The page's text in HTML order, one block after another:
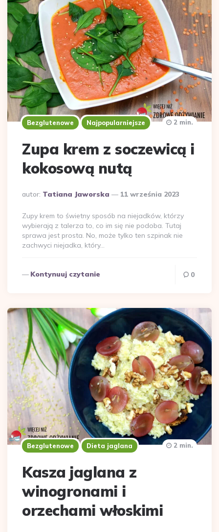
Bezglutenowe Najpopularniejsze
Zupa krem z soczewicą i
kokosową nutą
Dodane
autor: Tatiana Jaworska 11 września 2023
2 min.
Zupy krem to świetny sposób na niejadków, którzy
wybierają z talerza to, co im się nie podoba. Tutaj
sprawa jest prosta. No, może tylko ten szpinak nie
zachwyci niejadka, który…
Kontynuuj czytanie 0
Bezglutenowe Dieta jaglana
Kasza jaglana z
winogronami i
orzechami włoskimi
2 min.